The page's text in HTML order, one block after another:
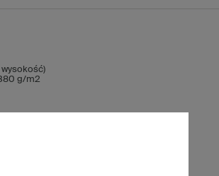
g/m2